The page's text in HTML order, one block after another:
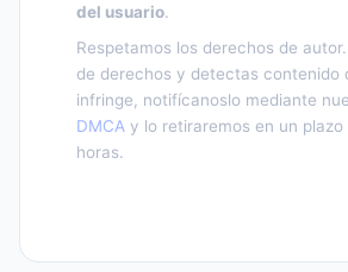
del usuario.
Respetamos los derechos de
de derechos y detectas contenido
infringe, notifícanoslo mediante
DMCA y lo retiraremos en un
horas.